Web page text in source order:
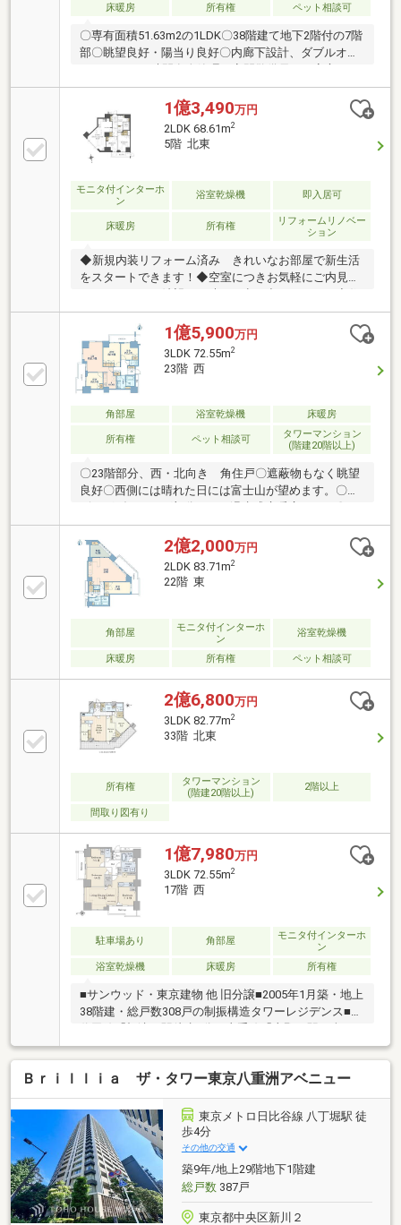
床暖房 所有権 ペット相談可
〇専有面積51.63m2の1LDK〇38階建て地下2階付の7階
部〇眺望良好・陽当り良好〇内廊下設計、ダブルオー
トロック、24時間有人管理（夜間警備員）の安心セキ
ュリティ〇フロントサービス有り（一部有料）〇充実
した共用施設 ・ゲストルーム ・集会室 ・屋上庭
園 スカイビューラウンジ ・ラウンジ（1・2階部
分） ・トレーニングジム ・来客用駐車場〇各階ゴ
ミ置場有り（24時間ゴミ出し可能）〇ペット飼育可
み〇分譲会社：サンウッド・東急不動産・東京建物〇
施工会社：竹中工務店〇管理会社：森ビルエステート
サービス
1億3,490万円
2LDK 68.61m2
5階 北東
モニタ付インターホ
ン
浴室乾燥機 即入居可
床暖房 所有権
リフォームリノベー
ション
◆新規内装リフォーム済み きれいなお部屋で新生活
をスタートできます！◆空室につきお気軽にご内見い
ただけます。ご希望の日時をお申し出ください！◆住
んでからも安心のアフターサービス保証付き◆大切な
ペットと一緒に暮らせます！（細則有）◆管理体制の
優れた総戸数308戸の大規模マンション◆リフォーム
内容（2025年9月完成） 〇キッチン交換（食洗器付
き） 〇ユニットバス交換（追い焚き機能・浴室乾燥
機付き） 〇トイレ交換 〇洗面化粧台交換 〇フロ
ーリング、フロアタイル貼替 〇ハウスクリーニン
グ ほか＜野島＞※室内の家具・インテリアはイメー
ジ用のもので、販売物件には含まれません。
1億5,900万円
3LDK 72.55m2
23階 西
角部屋 浴室乾燥機 床暖房
所有権 ペット相談可
タワーマンション
(階建20階以上)
〇23階部分、西・北向き 角住戸〇遮蔽物もなく眺望
良好〇西側には晴れた日には富士山が望めます。〇リ
ビングダイニング部分にTES温水式床暖房あり。〇平
成17年1月築。内廊下設計。
2億2,000万円
2LDK 83.71m2
22階 東
角部屋
モニタ付インターホ
ン
浴室乾燥機
床暖房 所有権 ペット相談可
2億6,800万円
3LDK 82.77m2
33階 北東
所有権
タワーマンション
(階建20階以上)
2階以上
間取り図有り
1億7,980万円
3LDK 72.55m2
17階 西
駐車場あり 角部屋
モニタ付インターホ
ン
浴室乾燥機
床暖房 所有権
■サンウッド・東京建物 他 旧分譲■2005年1月築・地上
38階建・総戸数308戸の制振構造タワーレジデンス■千
代田線「根津」駅徒歩4分、山手線「上野」駅を含む
複数路線利用可◎24時間有人管理(夜間警備員対応)の
ため防犯面も安心です◎最上階にはスカイビューラウ
ンジがあり、周辺の豊かな緑が望めます◎フロントサ
ービスやゲストルームなど共用施設充実◎各フロアに
ゴミ置き場有【リノベーション内容】キッチン交換/浴
室交換/洗面交換/トイレ交換/水まわり床張替/フロー
リング新規張替/建具交換/照明交換/給湯器(追い炊き機
能交換)下足入/全クロス貼替/アクセントクロス/ハウ
スクリーニング
Ｂｒｉｌｌｉａ ザ・タワー東京八重洲アベニュー
東京メトロ日比谷線 八丁堀駅 徒
歩4分
その他の交通
築9年/地上29階地下1階建
総戸数387戸
東京都中央区新川２